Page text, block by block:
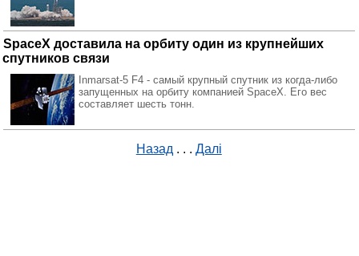
SpaceX доставила на орбиту один из крупнейших
спутников связи
Inmarsat-5 F4 - самый крупный спутник из когда-либо
запущенных на орбиту компанией SpaceX. Его вес
составляет шесть тонн.
Назад . . . Далі